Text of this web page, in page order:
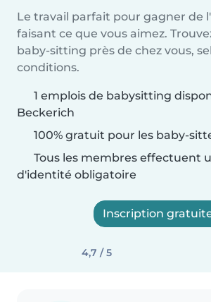
Le travail parfait pour gagner de
faisant ce que vous aimez.
baby-sitting près de chez vous,
conditions.
1 emplois de babysitting
Beckerich
100% gratuit pour les baby-
Tous les membres effectuent
d'identité obligatoire
Inscription
4,7 / 5